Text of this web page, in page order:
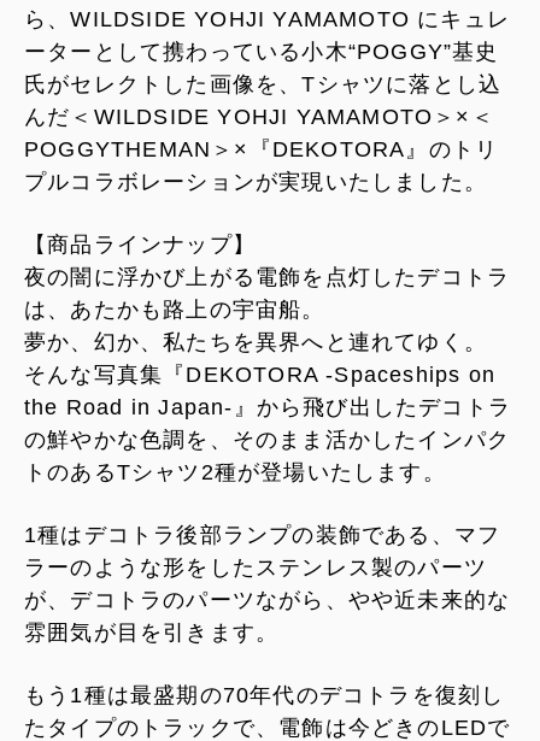
ら、WILDSIDE YOHJI YAMAMOTO にキュレ
ーターとして携わっている小木“POGGY”基史
氏がセレクトした画像を、Tシャツに落とし込
んだ＜WILDSIDE YOHJI YAMAMOTO＞×＜
POGGYTHEMAN＞×『DEKOTORA』のトリ
プルコラボレーションが実現いたしました。
【商品ラインナップ】
夜の闇に浮かび上がる電飾を点灯したデコトラ
は、あたかも路上の宇宙船。
夢か、幻か、私たちを異界へと連れてゆく。
そんな写真集『DEKOTORA -Spaceships on
the Road in Japan-』から飛び出したデコトラ
の鮮やかな色調を、そのまま活かしたインパク
トのあるTシャツ2種が登場いたします。
1種はデコトラ後部ランプの装飾である、マフ
ラーのような形をしたステンレス製のパーツ
が、デコトラのパーツながら、やや近未来的な
雰囲気が目を引きます。
もう1種は最盛期の70年代のデコトラを復刻し
たタイプのトラックで、電飾は今どきのLEDで